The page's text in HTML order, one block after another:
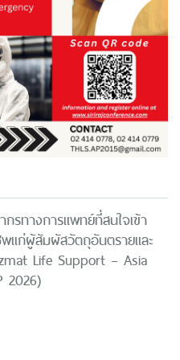
รทางการแพทย์ที่สนใจเข้า
แก่ผู้สัมผัสวัตถุอันตรายและ
Life Support – Asia
2026)